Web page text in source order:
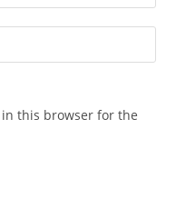
in this browser for the